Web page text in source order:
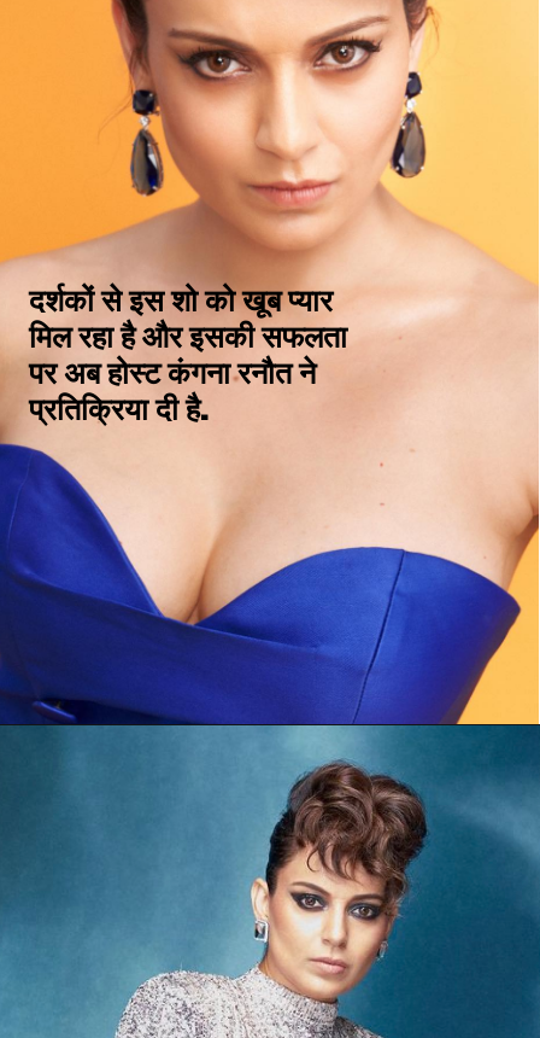
दर्शकों से इस शो को खूब प्यार
मिल रहा है और इसकी सफलता
पर अब होस्ट कंगना रनौत ने
प्रतिक्रिया दी है.